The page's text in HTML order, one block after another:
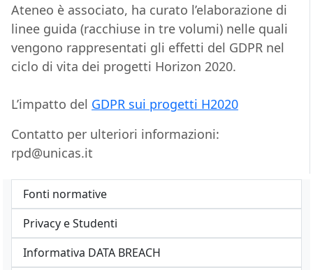
Ateneo è associato, ha curato l’elaborazione di
linee guida (racchiuse in tre volumi) nelle quali
vengono rappresentati gli effetti del GDPR nel
ciclo di vita dei progetti Horizon 2020.
L’impatto del GDPR sui progetti H2020
Contatto per ulteriori informazioni:
rpd@unicas.it
Fonti normative
Privacy e Studenti
Informativa DATA BREACH